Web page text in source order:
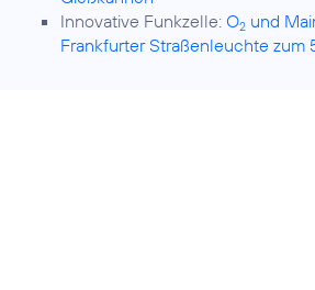
Innovative Funkzelle: O2 und
Frankfurter Straßenleuchte zum